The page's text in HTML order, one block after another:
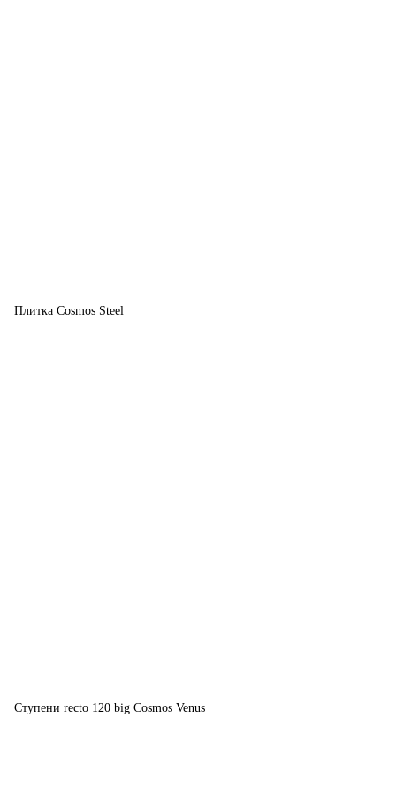
Плитка Cosmos Steel
Ступени recto 120 big Cosmos Venus